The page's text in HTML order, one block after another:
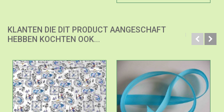
KLANTEN DIE DIT PRODUCT AANGESCHAFT
HEBBEN KOCHTEN OOK...